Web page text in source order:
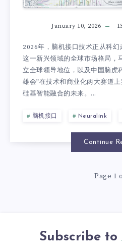
January 10, 2026
2026年，脑机接口技术正从科
这一新兴领域的全球市场格局
立全球领导地位，以及中国脑虎
雄会”在技术和商业化两大赛道
硅基智能融合的未来。...
脑机接口 Neuralink
Continue
Page 1
Subscribe to